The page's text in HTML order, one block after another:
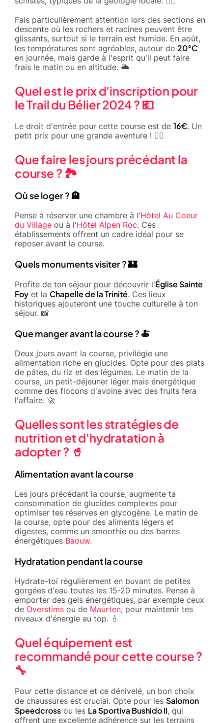
Fais particulièrement attention lors des sections en
descente où les rochers et racines peuvent être
glissants, surtout si le terrain est humide. En août,
les températures sont agréables, autour de 20°C
en journée, mais garde à l'esprit qu'il peut faire
frais le matin ou en altitude. 🌥️
Quel est le prix d'inscription pour
le Trail du Bélier 2024 ? 💶
Le droit d'entrée pour cette course est de 16€. Un
petit prix pour une grande aventure ! 🏃‍♀️
Que faire les jours précédant la
course ? 🏞️
Où se loger ? 🏨
Pense à réserver une chambre à l'Hôtel Au Coeur
du Village ou à l'Hôtel Alpen Roc. Ces
établissements offrent un cadre idéal pour se
reposer avant la course.
Quels monuments visiter ? 🏰
Profite de ton séjour pour découvrir l'Église Sainte
Foy et la Chapelle de la Trinité. Ces lieux
historiques ajouteront une touche culturelle à ton
séjour. 📸
Que manger avant la course ? 🍝
Deux jours avant la course, privilégie une
alimentation riche en glucides. Opte pour des plats
de pâtes, du riz et des légumes. Le matin de la
course, un petit-déjeuner léger mais énergétique
comme des flocons d'avoine avec des fruits fera
l'affaire. 🚀
Quelles sont les stratégies de
nutrition et d'hydratation à
adopter ? 🥤
Alimentation avant la course
Les jours précédant la course, augmente ta
consommation de glucides complexes pour
optimiser tes réserves en glycogène. Le matin de
la course, opte pour des aliments légers et
digestes, comme un smoothie ou des barres
énergétiques Baouw.
Hydratation pendant la course
Hydrate-toi régulièrement en buvant de petites
gorgées d'eau toutes les 15-20 minutes. Pense à
emporter des gels énergétiques, par exemple ceux
de Overstims ou de Maurten, pour maintenir tes
niveaux d'énergie au top. 💧
Quel équipement est
recommandé pour cette course ?
🔧
Pour cette distance et ce dénivelé, un bon choix
de chaussures est crucial. Opte pour les Salomon
Speedcross ou les La Sportiva Bushido II, qui
offrent une excellente adhérence sur les terrains